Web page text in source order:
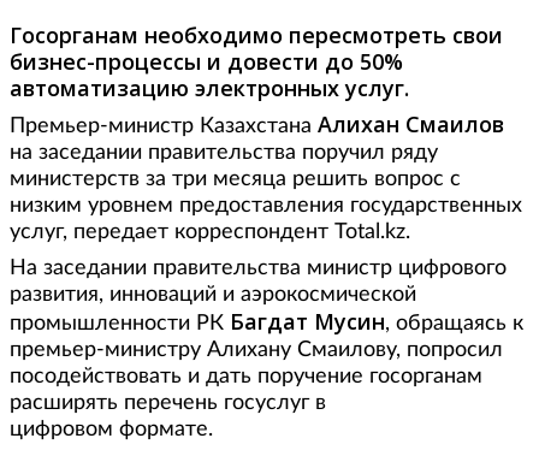
Госорганам необходимо пересмотреть свои
бизнес-процессы и довести до 50%
автоматизацию электронных услуг.
Премьер-министр Казахстана Алихан Смаилов
на заседании правительства поручил ряду
министерств за три месяца решить вопрос с
низким уровнем предоставления государственных
услуг, передает корреспондент Total.kz.
На заседании правительства министр цифрового
развития, инноваций и аэрокосмической
промышленности РК Багдат Мусин, обращаясь к
премьер-министру Алихану Смаилову, попросил
посодействовать и дать поручение госорганам
расширять перечень госуслуг в
цифровом формате.